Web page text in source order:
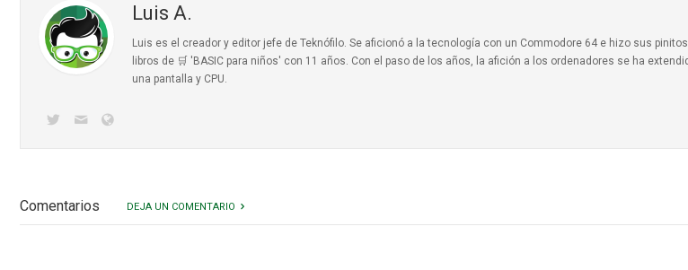
Luis A.
Luis es el creador y editor jefe de Teknófilo. Se aficionó a la tecnología con un Commodore 64 e hizo sus
libros de 🛒 'BASIC para niños' con 11 años. Con el paso de los años, la afición a los ordenadores se ha
una pantalla y CPU.
Comentarios DEJA UN COMENTARIO